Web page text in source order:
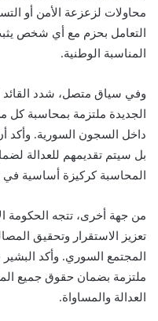
محاولات لزعزعة الأمن أو
التعامل بحزم مع أي شخص
المناسبة الوطنية.
وفي سياق متصل، شدد القائد
الجديدة ملتزمة بمحاسبة
داخل السجون السورية. وأكد
بل سيتم تقديمهم للعدالة
المحاسبة كركيزة أساسية في
من جهة أخرى، تتجه الحكومة
تعزيز الاستقرار وتحقيق
المجتمع السوري. وأكد
ملتزمة بضمان حقوق جميع
العدالة والمساواة.